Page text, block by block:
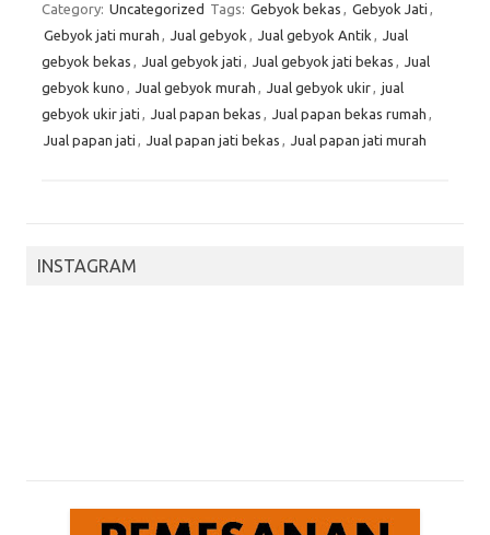
Category: Uncategorized Tags: Gebyok bekas , Gebyok Jati ,
Gebyok jati murah , Jual gebyok , Jual gebyok Antik , Jual
gebyok bekas , Jual gebyok jati , Jual gebyok jati bekas , Jual
gebyok kuno , Jual gebyok murah , Jual gebyok ukir, jual
gebyok ukir jati , Jual papan bekas , Jual papan bekas rumah ,
Jual papan jati , Jual papan jati bekas , Jual papan jati murah
INSTAGRAM